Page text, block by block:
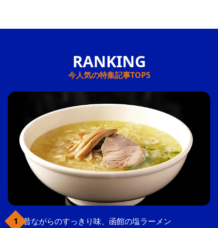
今人気の特集記事TOP5
昔ながらのすっきり味、函館の塩ラーメン